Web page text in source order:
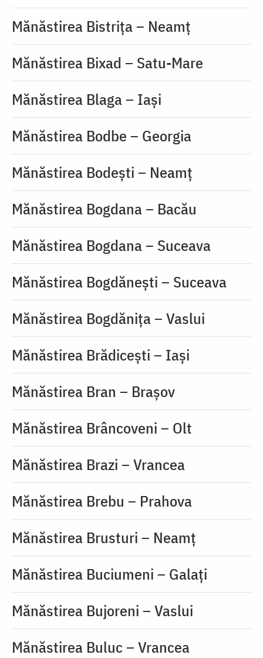
Mănăstirea Bistriţa – Neamţ
Mănăstirea Bixad – Satu-Mare
Mănăstirea Blaga – Iași
Mănăstirea Bodbe – Georgia
Mănăstirea Bodești – Neamț
Mănăstirea Bogdana – Bacău
Mănăstirea Bogdana – Suceava
Mănăstirea Bogdănești – Suceava
Mănăstirea Bogdănița – Vaslui
Mănăstirea Brădicești – Iași
Mănăstirea Bran – Braşov
Mănăstirea Brâncoveni – Olt
Mănăstirea Brazi – Vrancea
Mănăstirea Brebu – Prahova
Mănăstirea Brusturi – Neamț
Mănăstirea Buciumeni – Galați
Mănăstirea Bujoreni – Vaslui
Mănăstirea Buluc – Vrancea